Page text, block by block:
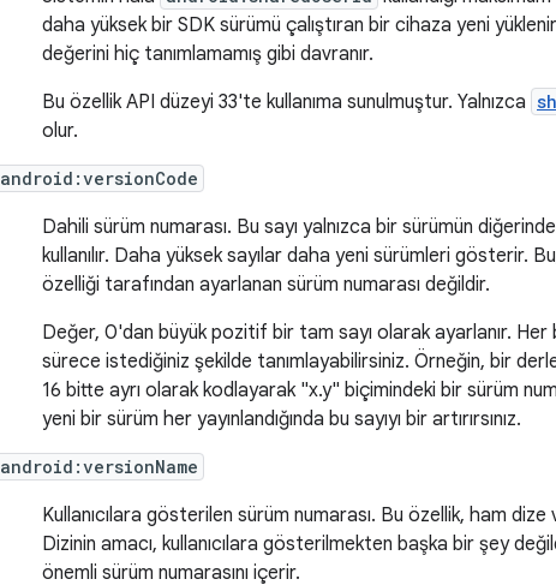
daha yüksek bir SDK sürümü çalıştıran bir cihaza yeni
değerini hiç tanımlamamış gibi davranır.
Bu özellik API düzeyi 33'te kullanıma sunulmuştur. Yalnızca
olur.
android:versionCode
Dahili sürüm numarası. Bu sayı yalnızca bir sürümün
kullanılır. Daha yüksek sayılar daha yeni sürümleri gösterir.
özelliği tarafından ayarlanan sürüm numarası değildir.
Değer, 0'dan büyük pozitif bir tam sayı olarak ayarlanır. Her
sürece istediğiniz şekilde tanımlayabilirsiniz. Örneğin, bir
16 bitte ayrı olarak kodlayarak "x.y" biçimindeki bir sürüm
yeni bir sürüm her yayınlandığında bu sayıyı bir artırırsınız.
android:versionName
Kullanıcılara gösterilen sürüm numarası. Bu özellik, ham
Dizinin amacı, kullanıcılara gösterilmekten başka bir şey
önemli sürüm numarasını içerir.